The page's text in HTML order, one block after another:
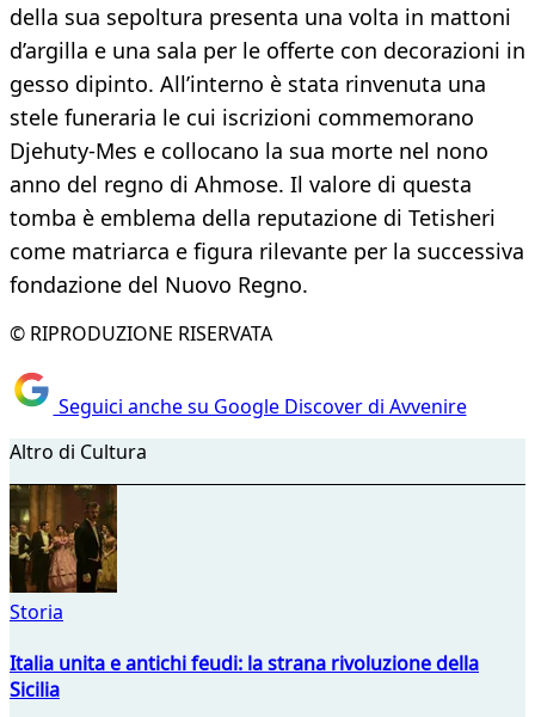
della sua sepoltura presenta una volta in mattoni
d’argilla e una sala per le offerte con decorazioni in
gesso dipinto. All’interno è stata rinvenuta una
stele funeraria le cui iscrizioni commemorano
Djehuty-Mes e collocano la sua morte nel nono
anno del regno di Ahmose. Il valore di questa
tomba è emblema della reputazione di Tetisheri
come matriarca e figura rilevante per la successiva
fondazione del Nuovo Regno.
© RIPRODUZIONE RISERVATA
Seguici anche su Google Discover di Avvenire
Altro di Cultura
Storia
Italia unita e antichi feudi: la strana rivoluzione della
Sicilia